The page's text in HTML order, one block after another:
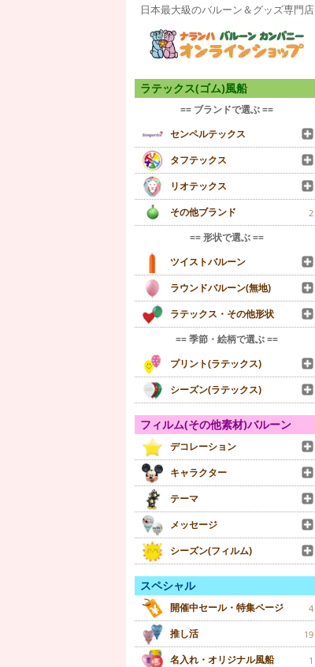
日本最大級のバルーン＆グッズ専門店
ラテックス(ゴム)風船
== ブランドで選ぶ ==
センペルテックス
タフテックス
リオテックス
その他ブランド
2
== 形状で選ぶ ==
ツイストバルーン
ラウンドバルーン(無地)
ラテックス・その他形状
== 季節・絵柄で選ぶ ==
プリント(ラテックス)
シーズン(ラテックス)
フィルム(その他素材)バルーン
デコレーション
キャラクター
テーマ
メッセージ
シーズン(フィルム)
スペシャル
開催中セール・特集ページ 4
推し活 19
名入れ・オリジナル風船 1